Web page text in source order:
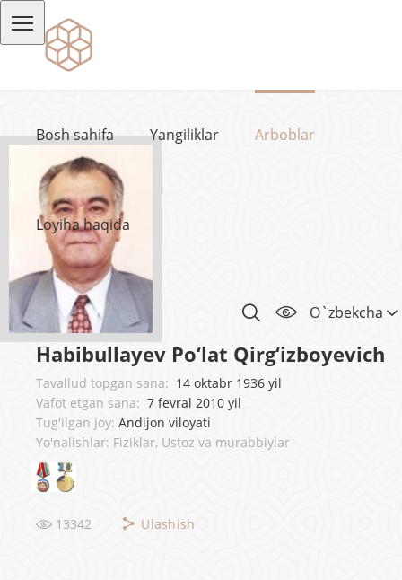
Bosh sahifa Yangiliklar Arboblar
Loyiha haqida
O`zbekcha
Habibullayev Po‘lat Qirg‘izboyevich
Tavallud topgan sana: 14 oktabr 1936 yil
Vafot etgan sana: 7 fevral 2010 yil
Tug'ilgan joy: Andijon viloyati
Yo'nalishlar: Fiziklar, Ustoz va murabbiylar
13342 Ulashish